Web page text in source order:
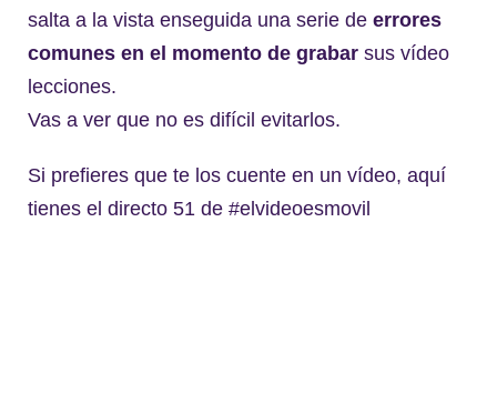
salta a la vista enseguida una serie de errores
comunes en el momento de grabar sus vídeo
lecciones.
Vas a ver que no es difícil evitarlos.
Si prefieres que te los cuente en un vídeo, aquí
tienes el directo 51 de #elvideoesmovil